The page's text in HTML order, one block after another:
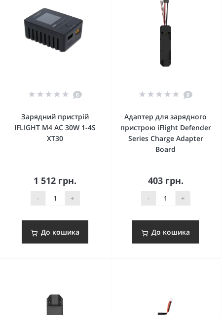
0
Зарядний пристрій
IFLIGHT M4 AC 30W 1-4S
XT30
1 512 грн.
- +
До кошика
0
Адаптер для зарядного
пристрою iFlight Defender
Series Charge Adapter
Board
403 грн.
- +
До кошика